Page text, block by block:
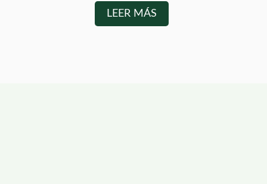
LEER MÁS